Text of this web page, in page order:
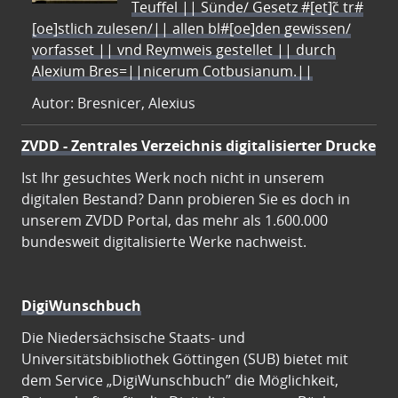
Teuffel || Sünde/ Gesetz #[et]c̃ tr#
[oe]stlich zulesen/|| allen bl#[oe]den gewissen/
vorfasset || vnd Reymweis gestellet || durch
Alexium Bres=||nicerum Cotbusianum.||
Autor: Bresnicer, Alexius
ZVDD - Zentrales Verzeichnis digitalisierter Drucke
Ist Ihr gesuchtes Werk noch nicht in unserem
digitalen Bestand? Dann probieren Sie es doch in
unserem ZVDD Portal, das mehr als 1.600.000
bundesweit digitalisierte Werke nachweist.
DigiWunschbuch
Die Niedersächsische Staats- und
Universitätsbibliothek Göttingen (SUB) bietet mit
dem Service „DigiWunschbuch” die Möglichkeit,